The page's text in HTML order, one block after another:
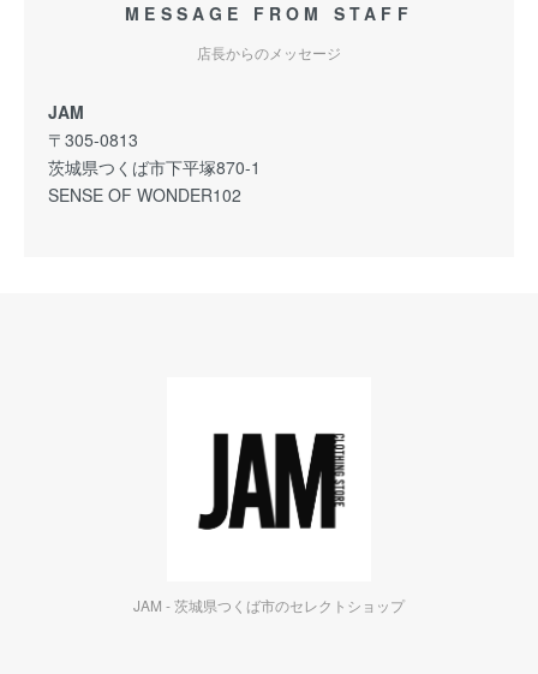
MESSAGE FROM STAFF
店長からのメッセージ
JAM
〒305-0813
茨城県つくば市下平塚870-1
SENSE OF WONDER102
JAM - 茨城県つくば市のセレクトショップ